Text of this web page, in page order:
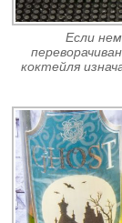
Если
коктейля